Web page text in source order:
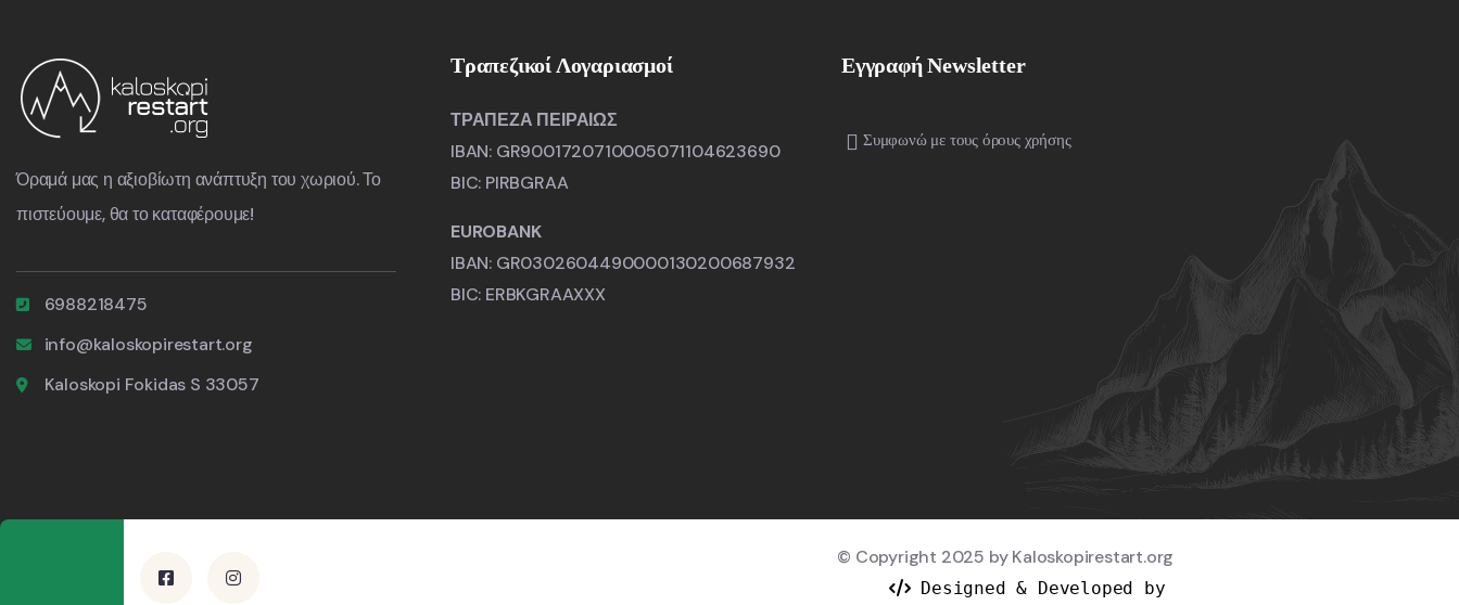
Όραμά μας η αξιοβίωτη ανάπτυξη του χωριού. Το
πιστεύουμε, θα το καταφέρουμε!
6988218475
info@kaloskopirestart.org
Kaloskopi Fokidas S 33057
Τραπεζικοί Λογαριασμοί
ΤΡΑΠΕΖΑ ΠΕΙΡΑΙΩΣ
IBAN: GR9001720710005071104623690
BIC: PIRBGRAA
EUROBANK
IBAN: GR0302604490000130200687932
BIC: ERBKGRAAXXX
Εγγραφή Newsletter
Συμφωνώ με τους όρους χρήσης
© Copyright 2025 by Kaloskopirestart.org
Designed & Developed by